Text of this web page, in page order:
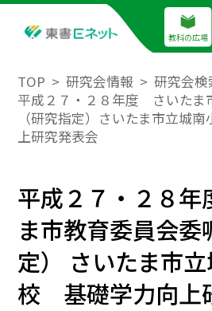
教科の広場
TOP 研究会情報
研究会
平成２７・２８年度 さいたま
（研究指定）さいたま市立城
上研究発表会
平成２７・２８
ま市教育委員会委
定） さいたま市
校 基礎学力向上